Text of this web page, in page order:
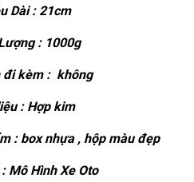
Dài : 21cm
: 1000g
đi kèm : không
: Hợp kim
: box nhựa , hộp màu đẹp
Mô Hình Xe Oto